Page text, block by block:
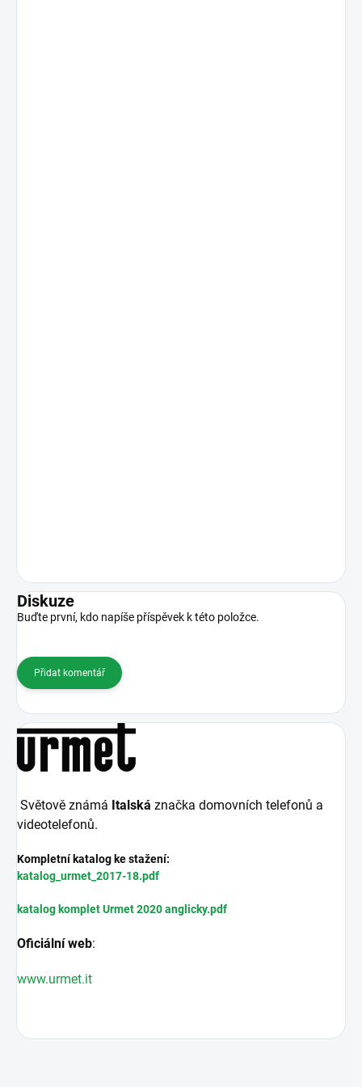
Diskuze
Buďte první, kdo napíše příspěvek k této položce.
Přidat komentář
Světově známá Italská značka domovních telefonů a
videotelefonů.
Kompletní katalog ke stažení:
katalog_urmet_2017-18.pdf
katalog komplet Urmet 2020 anglicky.pdf
Oficiální web:
www.urmet.it